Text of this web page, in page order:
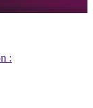
: